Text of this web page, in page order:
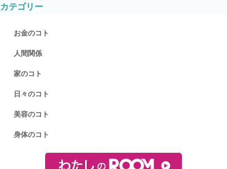
カテゴリー
お金のコト
人間関係
家のコト
日々のコト
美容のコト
身体のコト